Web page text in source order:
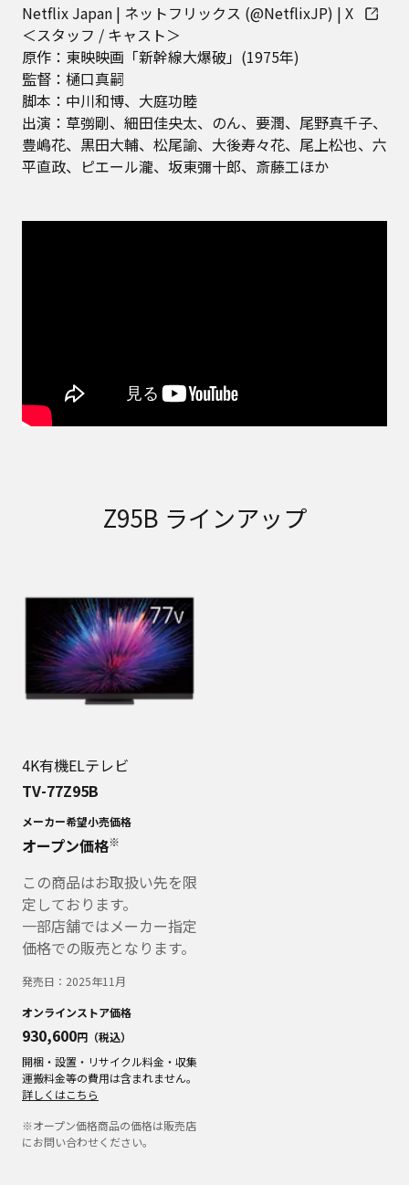
Netflix Japan | ネットフリックス (@NetflixJP) | X
＜スタッフ / キャスト＞
原作：東映映画「新幹線大爆破」(1975年)
監督：樋口真嗣
脚本：中川和博、大庭功睦
出演：草彅剛、細田佳央太、のん、要潤、尾野真千子、
豊嶋花、黒田大輔、松尾諭、大後寿々花、尾上松也、六
平直政、ピエール瀧、坂東彌十郎、斎藤工ほか
Z95B ラインアップ
4K有機ELテレビ
TV-77Z95B
メーカー希望小売価格
オープン価格※
この商品はお取扱い先を限
定しております。
一部店舗ではメーカー指定
価格での販売となります。
発売日： 2025年11月
オンラインストア価格
930,600円（税込）
開梱・設置・リサイクル料金・収集
運搬料金等の費用は含まれません。
詳しくはこちら
※オープン価格商品の価格は販売店
にお問い合わせください。